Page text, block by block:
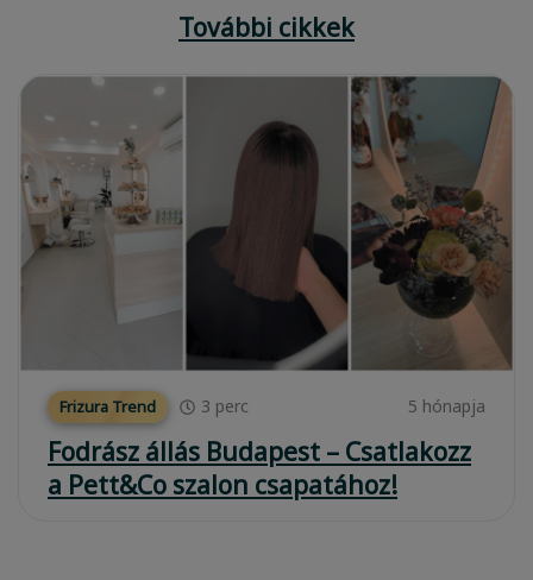
További cikkek
Frizura Trend 3 perc 5 hónapja
Fodrász állás Budapest – Csatlakozz
a Pett&Co szalon csapatához!